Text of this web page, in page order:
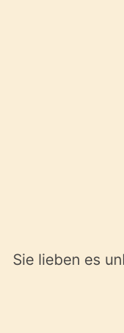
Sie lieben es